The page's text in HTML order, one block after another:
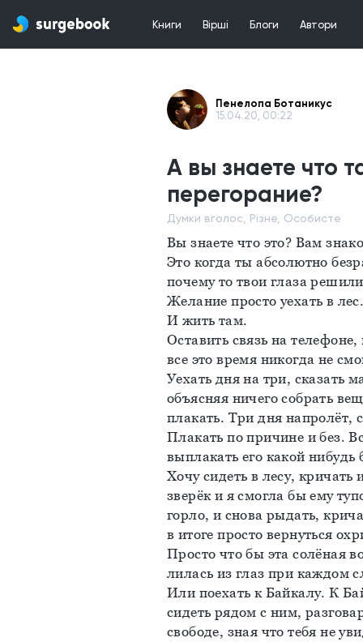
Книги Вірші Блоги Автори
Пенелопа Ботаникус
15.04.20, 00:22
А вы знаете что
перегорание?
Думки вголос, Різне, Особисте
Вы знаете что это? Вам
Это когда ты абсолютно
почему то твои глаза
Желание просто уехать в
И жить там.
Оставить связь на
все это время никогда не
Уехать дня на три, сказать
объясняя ничего собрать
плакать. Три дня напролёт,
Плакать по причине и без.
выплакать его какой нибудь
Хочу сидеть в лесу,
зверёк и я смогла бы ему
горло, и снова рыдать,
в итоге просто вернуться
Просто что бы эта солёная
лилась из глаз при каждом
Или поехать к Байкалу. К
сидеть рядом с ним,
свободе, зная что тебя не